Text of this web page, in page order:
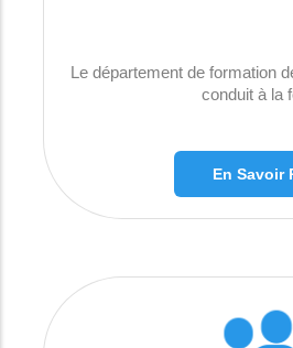
Le département de formation
conduit à la
En Savoir